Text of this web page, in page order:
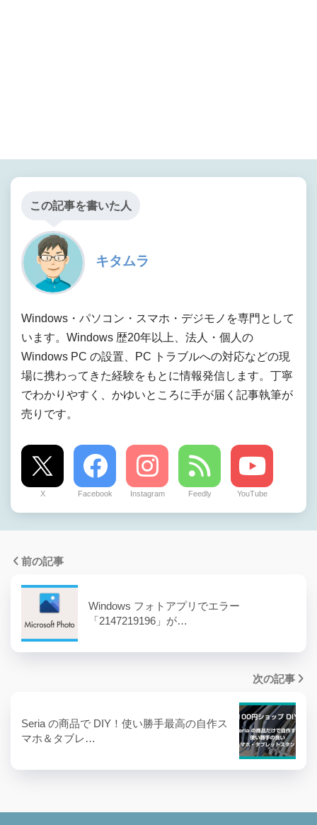
この記事を書いた人
キタムラ
Windows・パソコン・スマホ・デジモノを専門として
います。Windows 歴20年以上、法人・個人の
Windows PC の設置、PC トラブルへの対応などの現
場に携わってきた経験をもとに情報発信します。丁寧
でわかりやすく、かゆいところに手が届く記事執筆が
売りです。
X Facebook Instagram Feedly YouTube
前の記事
Windows フォトアプリでエラー
「2147219196」が…
次の記事
Seria の商品で DIY！使い勝手最高の自作ス
マホ＆タブレ…